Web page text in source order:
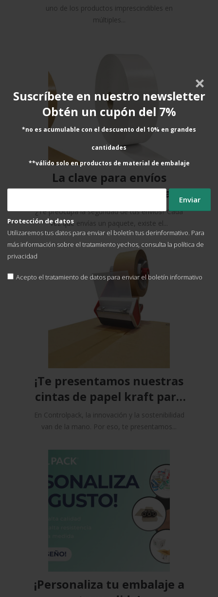
Suscríbete en nuestro newsletter
Obtén un cupón del 7%
*no es acumulable con el descuento del 10% en grandes
cantidades
**válido solo en productos de material de embalaje
Protección de datos
Utilizaremos tus datos para enviar el boletín tus derinformativo. Para
más información sobre el tratamiento yechos, consulta la política de
privacidad
Acepto el tratamiento de datos para enviar el boletín informativo
uno de los productos imprescindibles en
múltiples...
La clave para envíos
seguros y sostenibles: Papel
engomado de Controlpack
¿Te preocupa la seguridad de tus envíos? Cada
vez que envías un paquete, existe el...
¡Te presentamos nuestras
cintas de papel kraft para
un embalaje más
sostenible!
En Controlpack, la innovación y la sostenibilidad
van de la mano. Por eso, te presentamos...
¡Personaliza tu embalaje a